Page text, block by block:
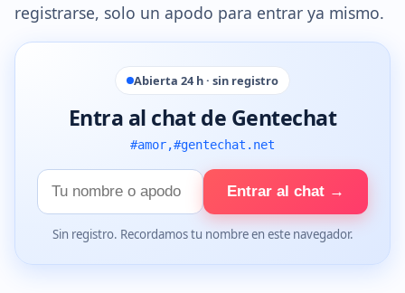
registrarse, solo un apodo para entrar ya mismo.
Abierta 24 h · sin registro
Entra al chat de Gentechat
#amor,#gentechat.net
Tu
nombre
Entrar al chat →
Sin registro. Recordamos tu nombre en este navegador.